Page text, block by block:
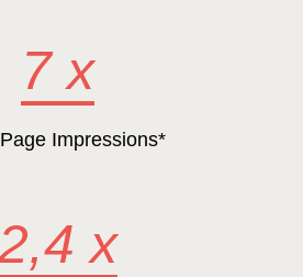
7 x
Impressions*
x